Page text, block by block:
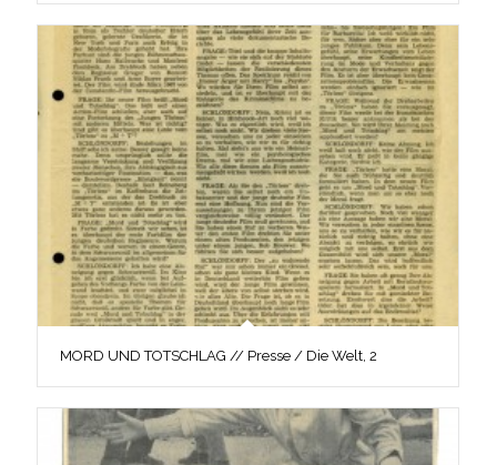
MORD UND TOTSCHLAG // Presse / Die Welt, 2